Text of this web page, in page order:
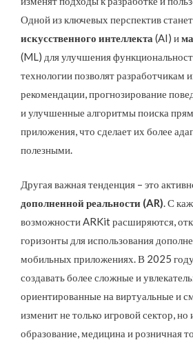
Одной из ключевых перспектив
искусственного интеллекта (AI) и
(ML) для улучшения
технологии позволят разработчикам
рекомендации, прогнозирование
и улучшенные алгоритмы поиска
приложения, что сделает их более
полезными.
Другая важная тенденция – это
дополненной реальности (AR). С
возможности ARKit расширяются,
горизонты для использования
мобильных приложениях. В 2025
создавать более сложные и
ориентированные на виртуальные и
изменит не только игровой сектор, но
образование, медицина и розничная